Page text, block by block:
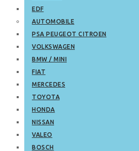
EDF
AUTOMOBILE
PSA PEUGEOT CITROEN
VOLKSWAGEN
BMW / MINI
FIAT
MERCEDES
TOYOTA
HONDA
NISSAN
VALEO
BOSCH